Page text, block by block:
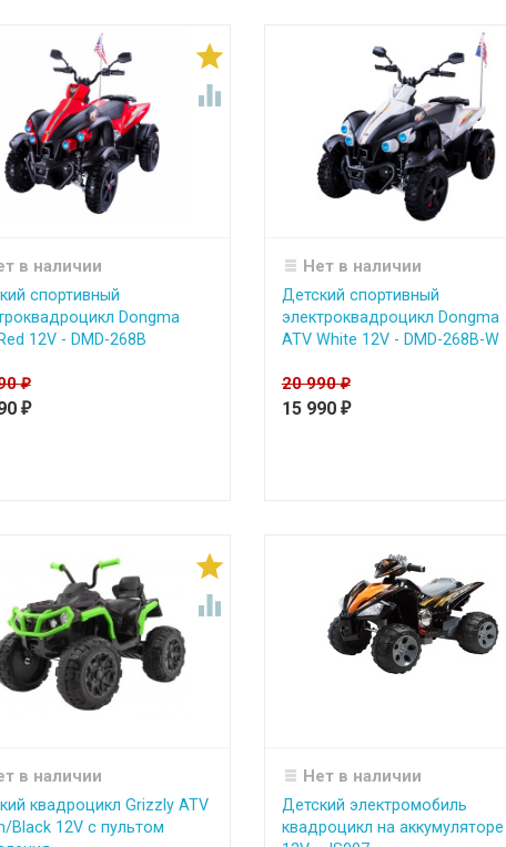


в наличии
спортивный
Dongma
12V - DMD-268B
₽
₽
Нет в наличии
Детский спортивный
электроквадроцикл Dongma
ATV White 12V - DMD-268B-W
20 990₽
15 990 ₽


в наличии
квадроцикл Grizzly ATV
Black 12V с пультом
Нет в наличии
Детский электромобиль
квадроцикл на аккумуляторе